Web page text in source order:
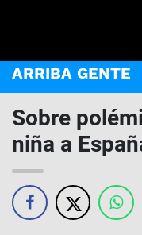
ARRIBA GENTE
Sobre
niña a